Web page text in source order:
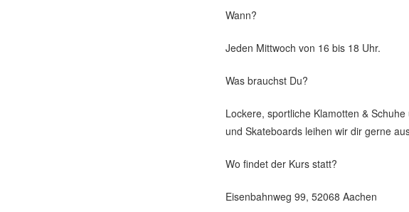
Wann?
Jeden Mittwoch von 16 bis 18 Uhr.
Was brauchst Du?
Lockere, sportliche Klamotten &
und Skateboards leihen wir dir gerne
Wo findet der Kurs statt?
Eisenbahnweg 99, 52068 Aachen